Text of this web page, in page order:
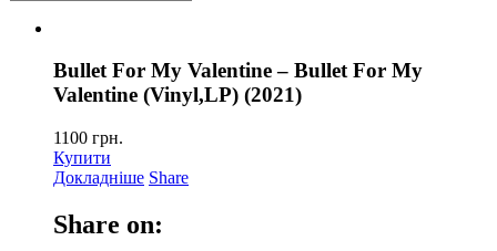
Bullet For My Valentine – Bullet For My
Valentine (Vinyl,LP) (2021)
1100 грн.
Купити
Докладніше Share
Share on: